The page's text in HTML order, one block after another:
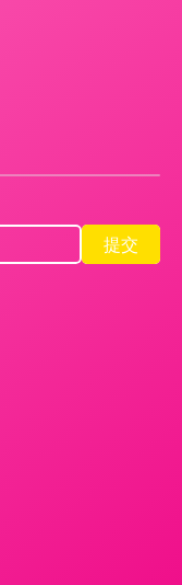
提交
提交